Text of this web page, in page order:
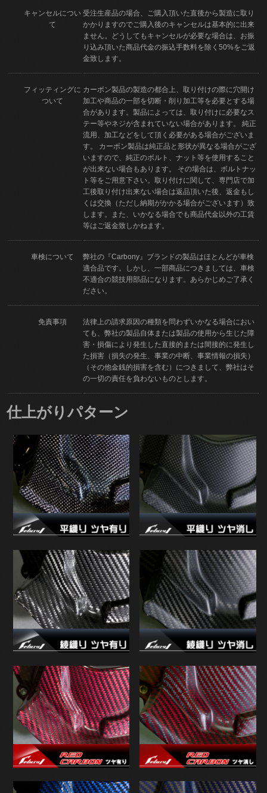
キャンセルについ
て
受注生産品の場合、ご購入頂いた直後から製造に取り
かかりますのでご購入後のキャンセルは基本的に出来
ません。どうしてもキャンセルが必要な場合は、お振
り込み頂いた商品代金の振込手数料を除く50%をご返
金致します。
フィッティングに
ついて
カーボン製品の製造の都合上、取り付けの際に穴開け
加工や商品の一部を切断・削り加工等を必要とする場
合があります。製品によっては、取り付けに必要なス
テー等やネジが含まれていない場合があります。 純正
流用、加工などをして頂く必要がある場合がございま
す。 カーボン製品は純正品と形状が異なる場合がござ
いますので、純正のボルト、ナット等を使用すること
が出来ない場合もあります。 その場合は、ボルトナッ
ト等をご用意下さい。取り付けに関して、専門店で加
工後取り付け出来ない場合は返品頂いた後、返金もし
くは交換（ただし納期がかかる場合がございます）致
します。また、いかなる場合でも商品代金以外の工賃
等はご返金致しかねます。
車検について
弊社の『Carbony』ブランドの製品はほとんどが車検
適合品です。しかし、一部商品につきましては、車検
不適合の競技用部品になります。あらかじめご了承く
ださい。
免責事項
法律上の請求原因の種類を問わずいかなる場合におい
ても、弊社の製品自体または製品の使用から生じた障
害・損傷により発生した直接的または間接的に発生し
た損害（損失の発生、事業の中断、事業情報の損失）
（その他金銭的損害を含む）につきまして、弊社はそ
の一切の責任を負わないものとします。
仕上がりパターン